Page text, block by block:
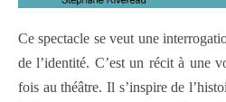
Ce spectacle se veut une
de l’identité. C’est un récit à une
fois au théâtre. Il s’inspire de